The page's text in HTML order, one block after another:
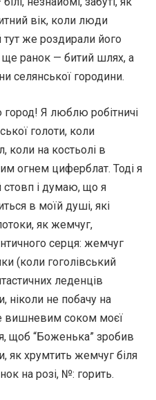
вік, коли люди
тут же роздирали його
ще ранок — битий шлях, а
селянської городини.
Я люблю робітничі
голоти, коли
коли на костьолі в
огнем циферблат. Тоді я
стовп і думаю, що я
в моїй душі, які
як жемчуг,
серця: жемчуг
(коли гоголівський
леденців
ніколи не побачу на
вишневим соком моєї
щоб “Боженька” зробив
як хрумтить жемчуг біля
на розі, №: горить.